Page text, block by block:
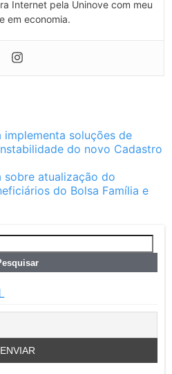
Internet pela Uninove com meu
em economia.
soluções de
do novo Cadastro
sobre atualização do
do Bolsa Família e